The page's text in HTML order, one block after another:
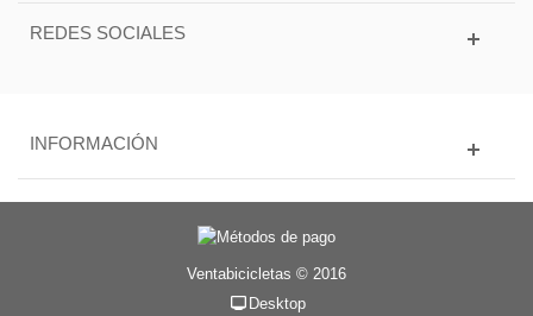
REDES SOCIALES
INFORMACIÓN
Ventabicicletas © 2016
Desktop